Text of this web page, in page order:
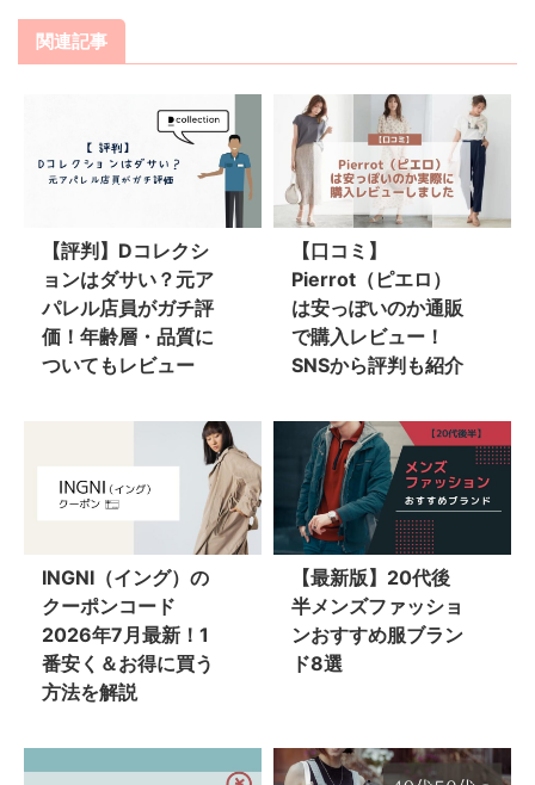
関連記事
【評判】Dコレクシ
ョンはダサい？元ア
パレル店員がガチ評
価！年齢層・品質に
ついてもレビュー
【口コミ】
Pierrot（ピエロ）
は安っぽいのか通販
で購入レビュー！
SNSから評判も紹介
INGNI（イング）の
クーポンコード
2026年7月最新！1
番安く＆お得に買う
方法を解説
【最新版】20代後
半メンズファッショ
ンおすすめ服ブラン
ド8選